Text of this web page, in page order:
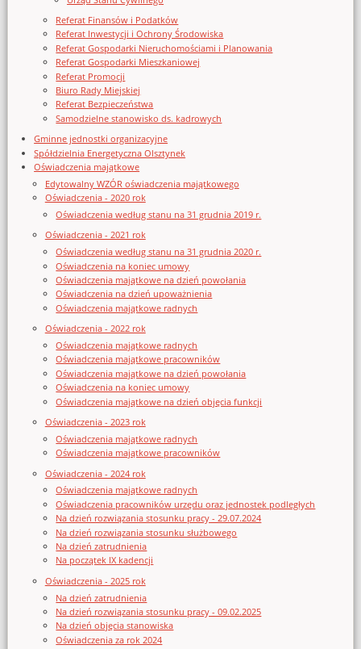
Referat Finansów i Podatków
Referat Inwestycji i Ochrony Środowiska
Referat Gospodarki Nieruchomościami i Planowania
Referat Gospodarki Mieszkaniowej
Referat Promocji
Biuro Rady Miejskiej
Referat Bezpieczeństwa
Samodzielne stanowisko ds. kadrowych
Gminne jednostki organizacyjne
Spółdzielnia Energetyczna Olsztynek
Oświadczenia majątkowe
Edytowalny WZÓR oświadczenia majątkowego
Oświadczenia - 2020 rok
Oświadczenia według stanu na 31 grudnia 2019 r.
Oświadczenia - 2021 rok
Oświadczenia według stanu na 31 grudnia 2020 r.
Oświadczenia na koniec umowy
Oświadczenia majątkowe na dzień powołania
Oświadczenia na dzień upoważnienia
Oświadczenia majątkowe radnych
Oświadczenia - 2022 rok
Oświadczenia majątkowe radnych
Oświadczenia majątkowe pracowników
Oświadczenia majątkowe na dzień powołania
Oświadczenia na koniec umowy
Oświadczenia majątkowe na dzień objęcia funkcji
Oświadczenia - 2023 rok
Oświadczenia majątkowe radnych
Oświadczenia majątkowe pracowników
Oświadczenia - 2024 rok
Oświadczenia majątkowe radnych
Oświadczenia pracowników urzędu oraz jednostek podległych
Na dzień rozwiązania stosunku pracy - 29.07.2024
Na dzień rozwiązania stosunku służbowego
Na dzień zatrudnienia
Na początek IX kadencji
Oświadczenia - 2025 rok
Na dzień zatrudnienia
Na dzień rozwiązania stosunku pracy - 09.02.2025
Na dzień objęcia stanowiska
Oświadczenia za rok 2024